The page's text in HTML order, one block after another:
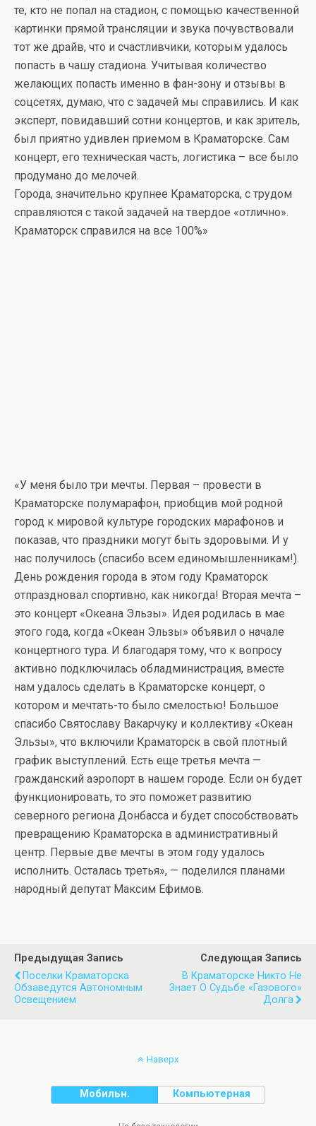
те, кто не попал на стадион, с помощью качественной
картинки прямой трансляции и звука почувствовали
тот же драйв, что и счастливчики, которым удалось
попасть в чашу стадиона. Учитывая количество
желающих попасть именно в фан-зону и отзывы в
соцсетях, думаю, что с задачей мы справились. И как
эксперт, повидавший сотни концертов, и как зритель,
был приятно удивлен приемом в Краматорске. Сам
концерт, его техническая часть, логистика – все было
продумано до мелочей.
Города, значительно крупнее Краматорска, с трудом
справляются с такой задачей на твердое «отлично».
Краматорск справился на все 100%»
«У меня было три мечты. Первая – провести в
Краматорске полумарафон, приобщив мой родной
город к мировой культуре городских марафонов и
показав, что праздники могут быть здоровыми. И у
нас получилось (спасибо всем единомышленникам!).
День рождения города в этом году Краматорск
отпраздновал спортивно, как никогда! Вторая мечта –
это концерт «Океана Эльзы». Идея родилась в мае
этого года, когда «Океан Эльзы» объявил о начале
концертного тура. И благодаря тому, что к вопросу
активно подключилась обладминистрация, вместе
нам удалось сделать в Краматорске концерт, о
котором и мечтать-то было смелостью! Большое
спасибо Святославу Вакарчуку и коллективу «Океан
Эльзы», что включили Краматорск в свой плотный
график выступлений. Есть еще третья мечта —
гражданский аэропорт в нашем городе. Если он будет
функционировать, то это поможет развитию
северного региона Донбасса и будет способствовать
превращению Краматорска в административный
центр. Первые две мечты в этом году удалось
исполнить. Осталась третья», — поделился планами
народный депутат Максим Ефимов.
Предыдущая Запись
Поселки Краматорска
Обзаведутся Автономным
Освещением
Следующая Запись
В Краматорске Никто Не
Знает О Судьбе «газового»
Долга
Наверх
Мобильн. Компьютерная